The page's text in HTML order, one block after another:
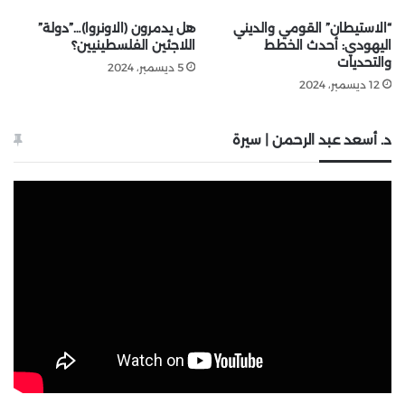
“الاستيطان” القومي والديني
اليهودي: أحدث الخطط
والتحديات
12 ديسمبر، 2024
هل يدمرون (الاونروا)…”دولة”
اللاجئين الفلسطينيين؟
5 ديسمبر، 2024
د. أسعد عبد الرحمن | سيرة